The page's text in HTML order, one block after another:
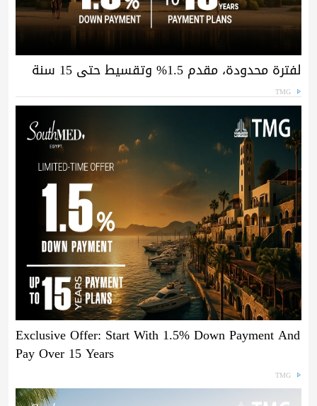
لفترة محدودة، مقدم 1.5% وتقسيط حتى 15 سنة
TMG
Exclusive Offer: Start With 1.5% Down Payment And
Pay Over 15 Years
TMG